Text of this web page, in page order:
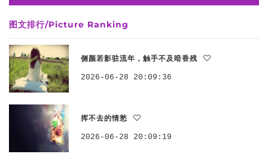
图文排行/Picture Ranking
侧颜若影驻流年，触手不及暗香残
2026-06-28 20:09:36
挥不去的情愁
2026-06-28 20:09:19